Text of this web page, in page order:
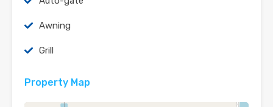
Awning
Grill
Property Map